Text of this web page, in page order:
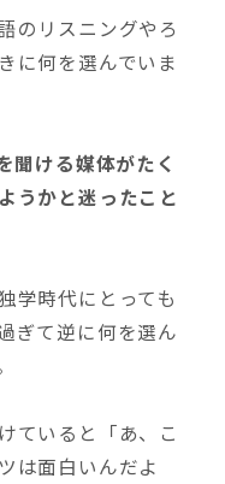
のリスニングやろ
に何を選んでいま
聞ける媒体がたく
うかと迷ったこと
学時代にとっても
ぎて逆に何を選ん
ていると「あ、こ
は面白いんだよ